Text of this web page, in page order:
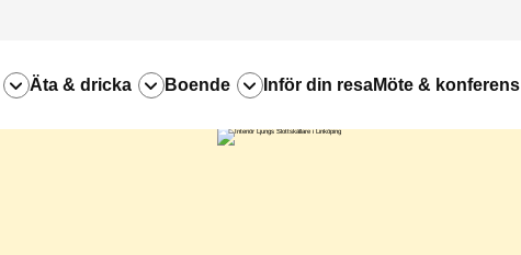
Äta & dricka Boende Inför din resaMöte & konferens